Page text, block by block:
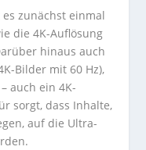
es zunächst einmal
die 4K-Auflösung
hinaus auch
Bilder mit 60 Hz),
– auch ein 4K-
sorgt, dass Inhalte,
auf die Ultra-